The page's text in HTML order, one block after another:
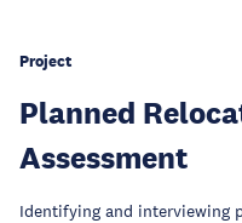
Project
Planned
Assessment
Identifying and interviewing